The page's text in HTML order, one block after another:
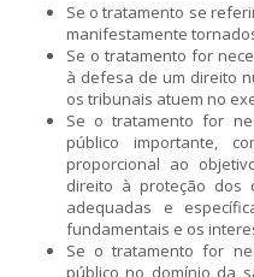
Se o tratamento se
manifestamente
Se o tratamento for
à defesa de um direito
os tribunais atuem no
Se o tratamento for
público importante,
proporcional ao
direito à proteção dos
adequadas e
fundamentais e os
Se o tratamento for
público no domínio da